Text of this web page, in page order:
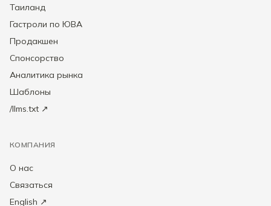
Таиланд
Гастроли по ЮВА
Продакшен
Спонсорство
Аналитика рынка
Шаблоны
/llms.txt ↗
КОМПАНИЯ
О нас
Связаться
English ↗